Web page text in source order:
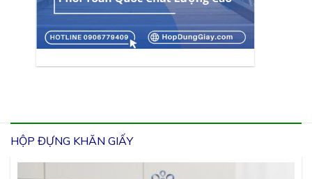
HỘP ĐỰNG KHĂN GIẤY